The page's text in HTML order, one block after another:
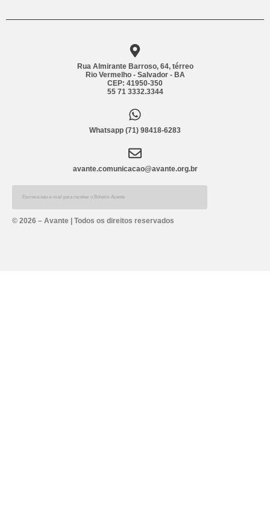
Rua Almirante Barroso, 64, térreo
Rio Vermelho - Salvador - BA
CEP: 41950-350
55 71 3332.3344
Whatsapp (71) 98418-6283
avante.comunicacao@avante.org.br
Alternative:
© 2026 – Avante | Todos os direitos reservados